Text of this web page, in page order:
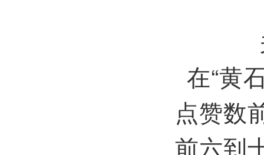
在“黄
点赞数
前六到